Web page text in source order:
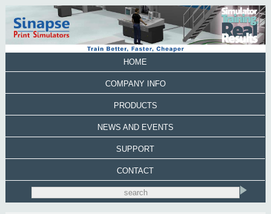
HOME
COMPANY INFO
PRODUCTS
NEWS AND EVENTS
SUPPORT
CONTACT